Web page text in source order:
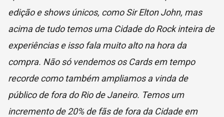
edição e shows únicos, como Sir Elton John, mas
acima de tudo temos uma Cidade do Rock inteira de
experiências e isso fala muito alto na hora da
compra. Não só vendemos os Cards em tempo
recorde como também ampliamos a vinda de
público de fora do Rio de Janeiro. Temos um
incremento de 20% de fãs de fora da Cidade em